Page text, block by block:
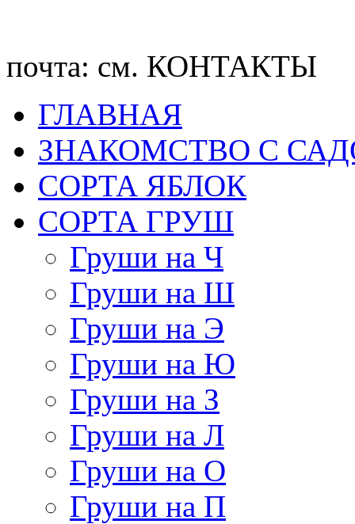
почта: см. КОНТАКТЫ
ГЛАВНАЯ
ЗНАКОМСТВО С
CОРТА ЯБЛОК
СОРТА ГРУШ
Груши на Ч
Груши на Ш
Груши на Э
Груши на Ю
Груши на З
Груши на Л
Груши на О
Груши на П